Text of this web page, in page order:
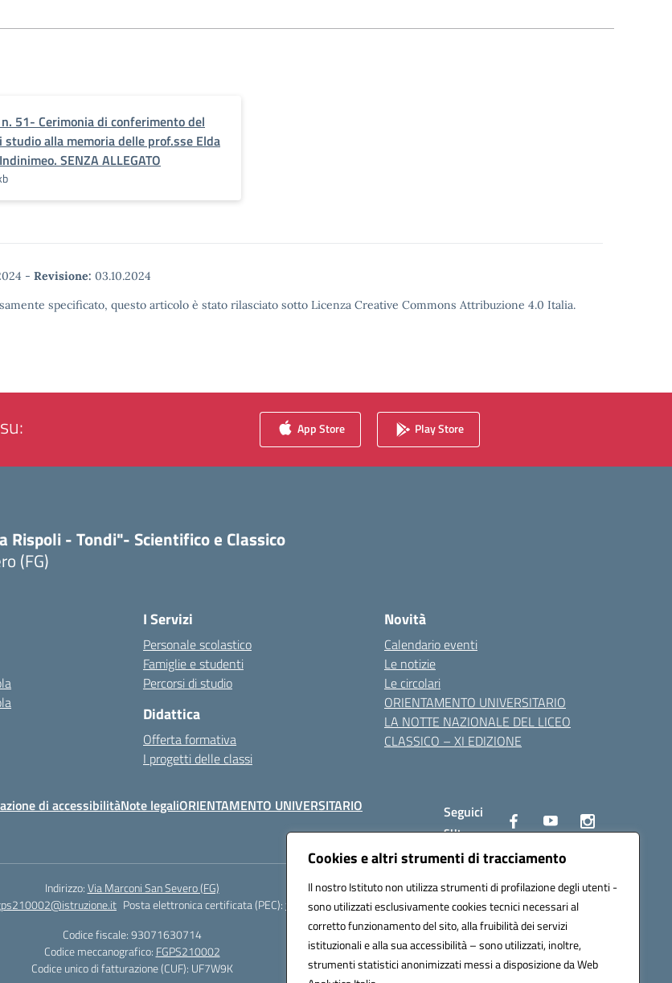
Cookies e altri strumenti di tracciamento
Il nostro Istituto non utilizza strumenti di profilazione degli utenti -
sono utilizzati esclusivamente cookies tecnici necessari al
corretto funzionamento del sito, alla fruibilità dei servizi
istituzionali e alla sua accessibilità – sono utilizzati, inoltre,
strumenti statistici anonimizzati messi a disposizione da Web
51- Cerimonia di conferimento del
studio alla memoria delle prof.sse Elda
SENZA ALLEGATO
- Revisione: 03.10.2024
specificato, questo articolo è stato rilasciato sotto Licenza Creative Commons Attribuzione 4.0 Italia.
App Store Play Store
Rispoli - Tondi"- Scientifico e Classico
(FG)
I Servizi
Personale scolastico
Famiglie e studenti
Percorsi di studio
Didattica
Offerta formativa
I progetti delle classi
Novità
Calendario eventi
Le notizie
Le circolari
ORIENTAMENTO UNIVERSITARIO
LA NOTTE NAZIONALE DEL LICEO
CLASSICO – XI EDIZIONE
di accessibilitàNote legaliORIENTAMENTO UNIVERSITARIO
Seguici
su:
Indirizzo:Via Marconi San Severo (FG)
Posta elettronica certificata (PEC):fgps210002@pec.istruzione.it
Codice fiscale: 93071630714
Codice meccanografico: FGPS210002
Codice unico di fatturazione (CUF): UF7W9K